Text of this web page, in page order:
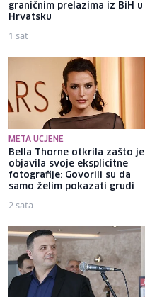
graničnim prelazima iz BiH u
Hrvatsku
1 sat
META UCJENE
Bella Thorne otkrila zašto je
objavila svoje eksplicitne
fotografije: Govorili su da
samo želim pokazati grudi
2 sata